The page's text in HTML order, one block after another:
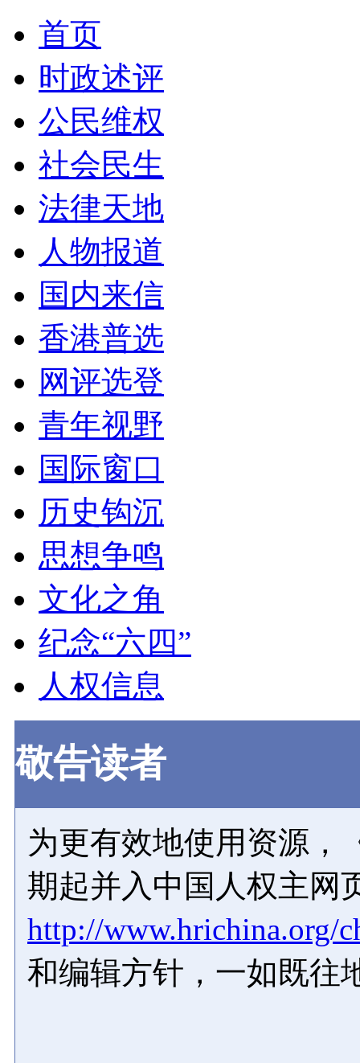
首页
时政述评
公民维权
社会民生
法律天地
人物报道
国内来信
香港普选
网评选登
青年视野
国际窗口
历史钩沉
思想争鸣
文化之角
纪念“六四”
人权信息
敬告读者
为更有效地使用资源，
期起并入中国人权主网
http://www.hrichina.org/
和编辑方针，一如既往